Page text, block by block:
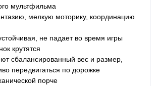
мультфильма
мелкую моторику, координацию
не падает во время игры
крутятся
сбалансированный вес и размер,
передвигаться по дорожке
порче